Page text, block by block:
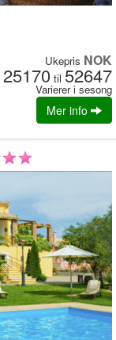
Ukepris NOK
25170 til 52647
Varierer i sesong
Mer info